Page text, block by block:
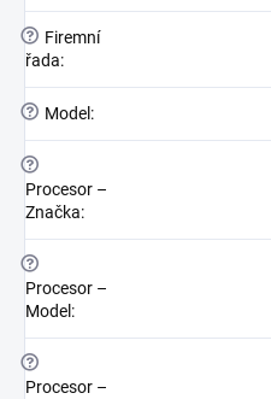
?
Firemní
řada:
? Model :
?
Procesor –
Značka:
?
Procesor –
Model :
?
Procesor –